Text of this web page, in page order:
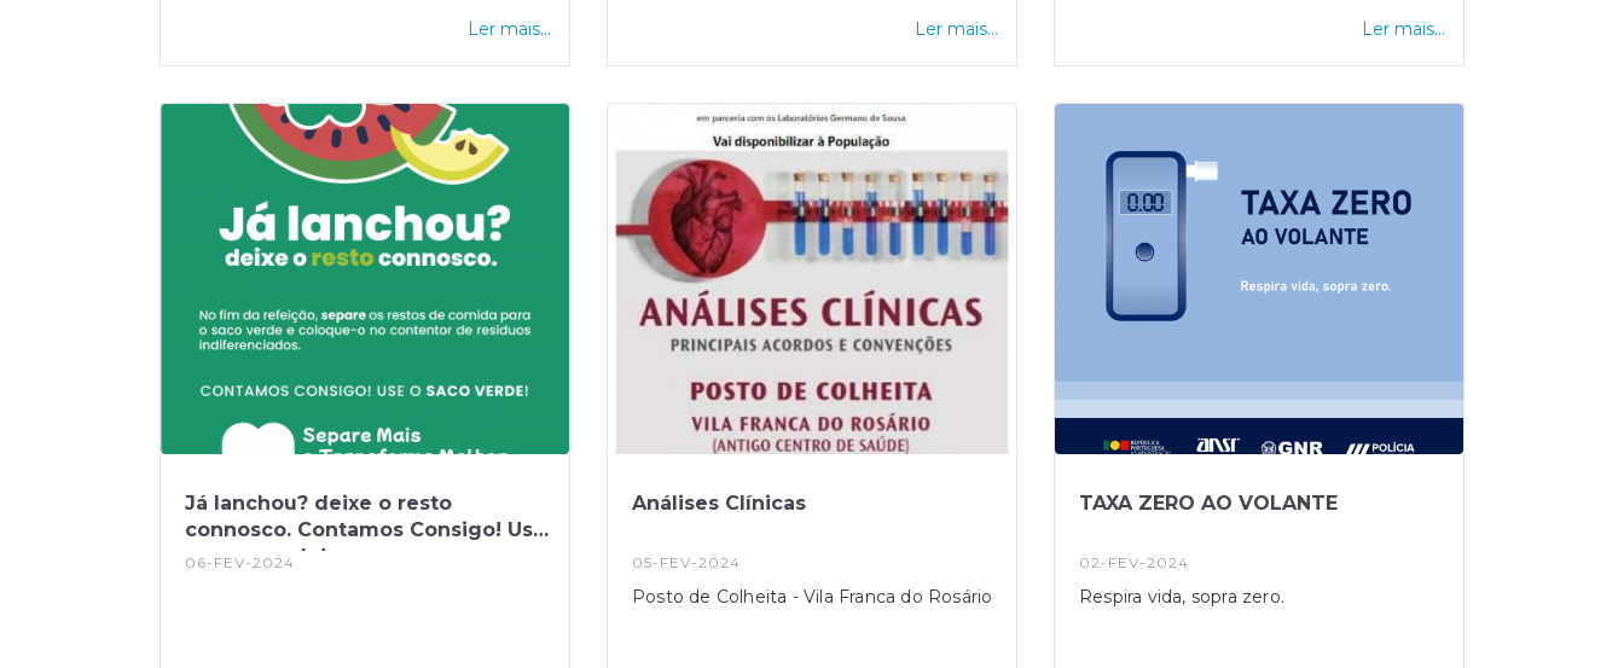
Ler mais... Ler mais... Ler mais...
Já lanchou? deixe o resto
connosco. Contamos Consigo! Use
o saco verde!
06-FEV-2024
Análises Clínicas
05-FEV-2024
Posto de Colheita - Vila Franca do Rosário
TAXA ZERO AO VOLANTE
02-FEV-2024
Respira vida, sopra zero.